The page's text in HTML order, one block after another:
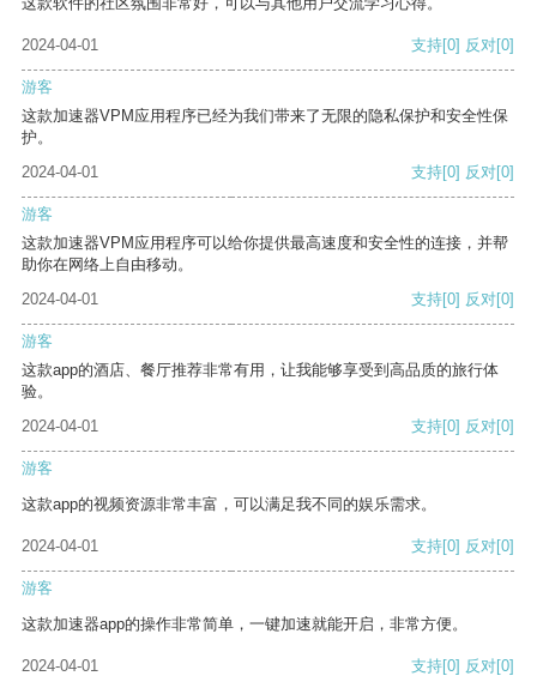
2024-04-01 支持[0] 反对[0]
游客
这款加速器VPM应用程序已经为我们带来了无限的隐私保护和安全性保
护。
2024-04-01
支持[0] 反对[0]
游客
这款加速器VPM应用程序可以给你提供最高速度和安全性的连接，并帮
助你在网络上自由移动。
2024-04-01
支持[0] 反对[0]
游客
这款app的酒店、餐厅推荐非常有用，让我能够享受到高品质的旅行体
验。
2024-04-01
支持[0] 反对[0]
游客
这款app的视频资源非常丰富，可以满足我不同的娱乐需求。
2024-04-01 支持[0] 反对[0]
游客
这款加速器app的操作非常简单，一键加速就能开启，非常方便。
2024-04-01 支持[0] 反对[0]